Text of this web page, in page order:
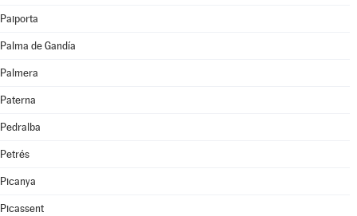
Paiporta
Palma de Gandía
Palmera
Paterna
Pedralba
Petrés
Picanya
Picassent